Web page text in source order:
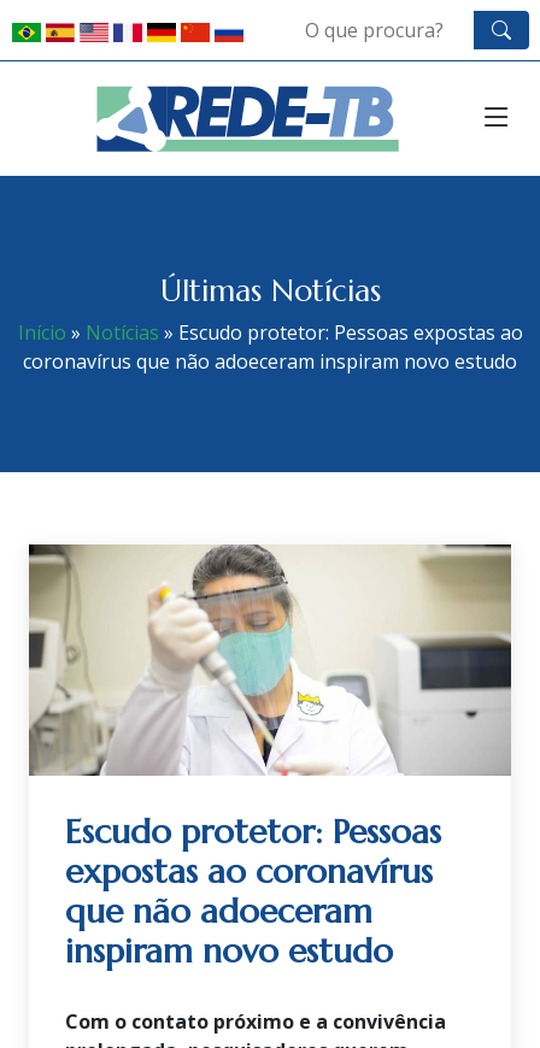
Últimas Notícias
Início » Notícias » Escudo protetor: Pessoas expostas ao
coronavírus que não adoeceram inspiram novo estudo
Escudo protetor: Pessoas
expostas ao coronavírus
que não adoeceram
inspiram novo estudo
Com o contato próximo e a convivência